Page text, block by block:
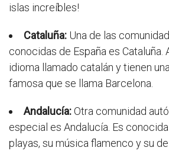
islas increíbles!
Cataluña: Una de las
conocidas de España es Cataluña.
idioma llamado catalán y tienen
famosa que se llama Barcelona.
Andalucía:Otra comunidad
especial es Andalucía. Es
playas, su música flamenco y su